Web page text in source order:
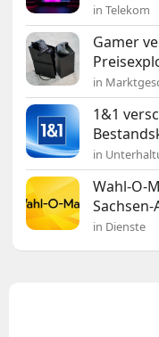
in Telekom
Gamer
in
1&1
in
Wahl-O-
in Dienste